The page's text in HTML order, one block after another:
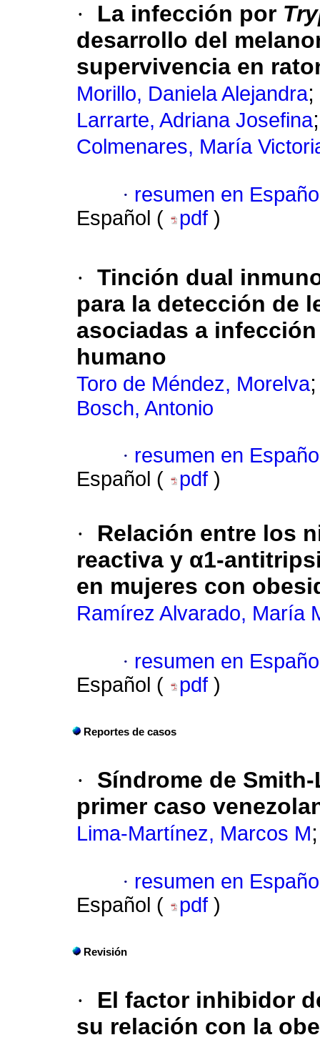
· La infección por
desarrollo del
supervivencia en
Morillo, Daniela Alejandra;
Larrarte, Adriana Josefina
Colmenares, María
· resumen en
Español (
pdf )
· Tinción dual
para la detección de
asociadas a
humano
Toro de Méndez, Morelva
Bosch, Antonio
· resumen en
Español (
pdf )
·
Relación entre los
reactiva y α1-
en mujeres con
Ramírez Alvarado, María
· resumen en
Español (
pdf )
Reportes de casos
·
Síndrome de
primer caso
Lima-Martínez, Marcos M
· resumen en
Español (
pdf )
Revisión
·
El factor inhibidor
su relación con la